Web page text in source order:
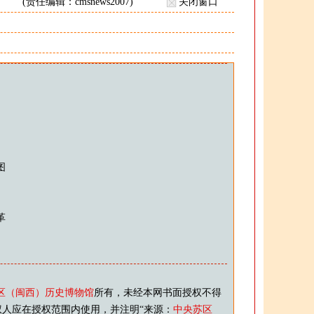
（闽西）历史博物馆所有，未经本网书面授权不得
应在授权范围内使用，并注明“来源： 中央苏区